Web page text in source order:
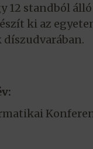
12 standból
ki az